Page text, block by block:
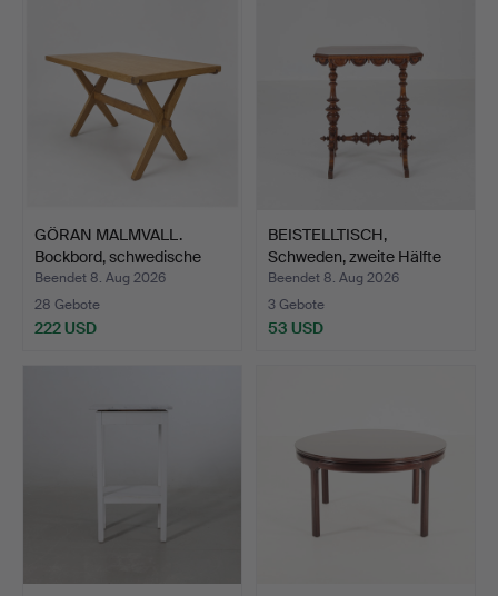
GÖRAN MALMVALL.
Bockbord, schwedische
Kief…
Beendet 8. Aug 2026
28 Gebote
222 USD
BEISTELLTISCH,
Schweden, zweite Hälfte
des…
Beendet 8. Aug 2026
3 Gebote
53 USD